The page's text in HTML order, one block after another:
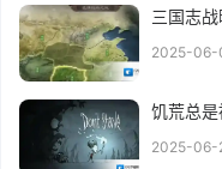
三国志
2025-06-
饥荒总
2025-06-